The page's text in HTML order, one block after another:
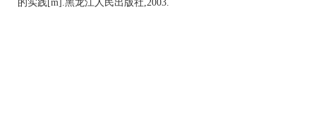
的实践[m].黑龙江人民出版社,2003.